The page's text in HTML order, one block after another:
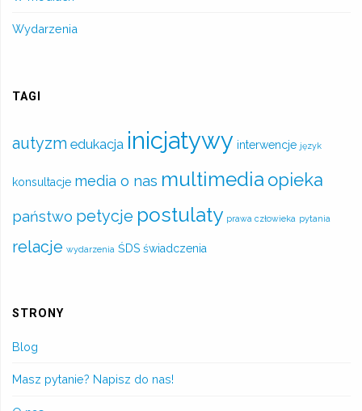
Wydarzenia
TAGI
autyzm edukacja inicjatywy interwencje język
konsultacje media o nas multimedia opieka
państwo petycje postulaty prawa człowieka pytania
relacje wydarzenia ŚDS świadczenia
STRONY
Blog
Masz pytanie? Napisz do nas!